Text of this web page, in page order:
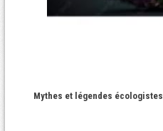
Mythes et légendes